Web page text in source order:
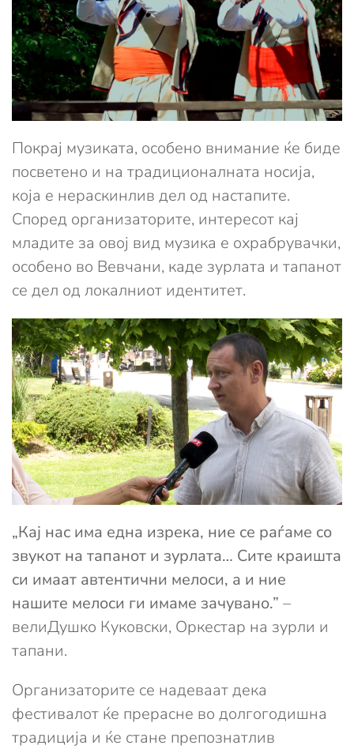
Покрај музиката, особено внимание ќе биде
посветено и на традиционалната носија,
која е нераскинлив дел од настапите.
Според организаторите, интересот кај
младите за овој вид музика е охрабрувачки,
особено во Вевчани, каде зурлата и тапанот
се дел од локалниот идентитет.
„Кај нас има една изрека, ние се раѓаме со
звукот на тапанот и зурлата… Сите краишта
си имаат автентични мелоси, а и ние
нашите мелоси ги имаме зачувано.” –
велиДушко Куковски, Оркестар на зурли и
тапани.
Организаторите се надеваат дека
фестивалот ќе прерасне во долгогодишна
традиција и ќе стане препознатлив